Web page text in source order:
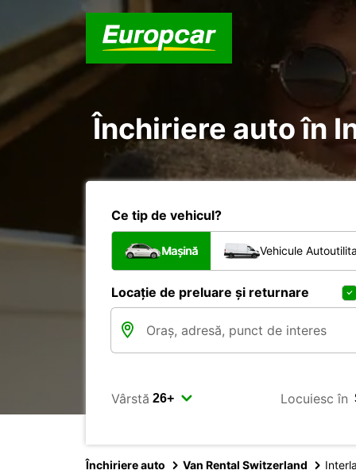
Închiriere auto în
Ce tip de vehicul?
Mașină Vehicule
Locație de preluare și returnare
Vârstă Locuiesc în
Închiriere auto Van Rental Switzerland